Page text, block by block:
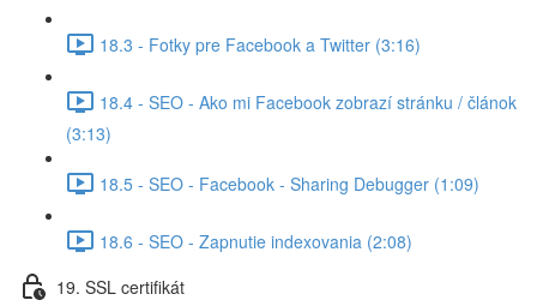
18.3 - Fotky pre Facebook a Twitter (3:16)
18.4 - SEO - Ako mi Facebook zobrazí stránku / článok
(3:13)
18.5 - SEO - Facebook - Sharing Debugger (1:09)
18.6 - SEO - Zapnutie indexovania (2:08)
19. SSL certifikát